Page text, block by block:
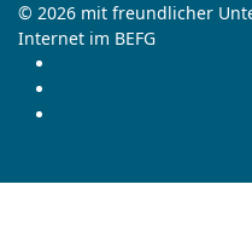
© 2026 mit freundlicher
Internet im BEFG